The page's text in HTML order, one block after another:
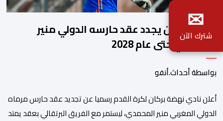
نهضة بركان يجدد عقد حارسه الدولي منير
المحمدي حتى عام 2028
بواسطة أحداث.أنفو
​أعلن نادي نهضة بركان لكرة القدم رسميا عن تجديد عقد حارس مرماه
الدولي المغربي منير المحمدي، ليستمر مع الفريق البرتقالي بعقد يمتد
✉
شترك الآن